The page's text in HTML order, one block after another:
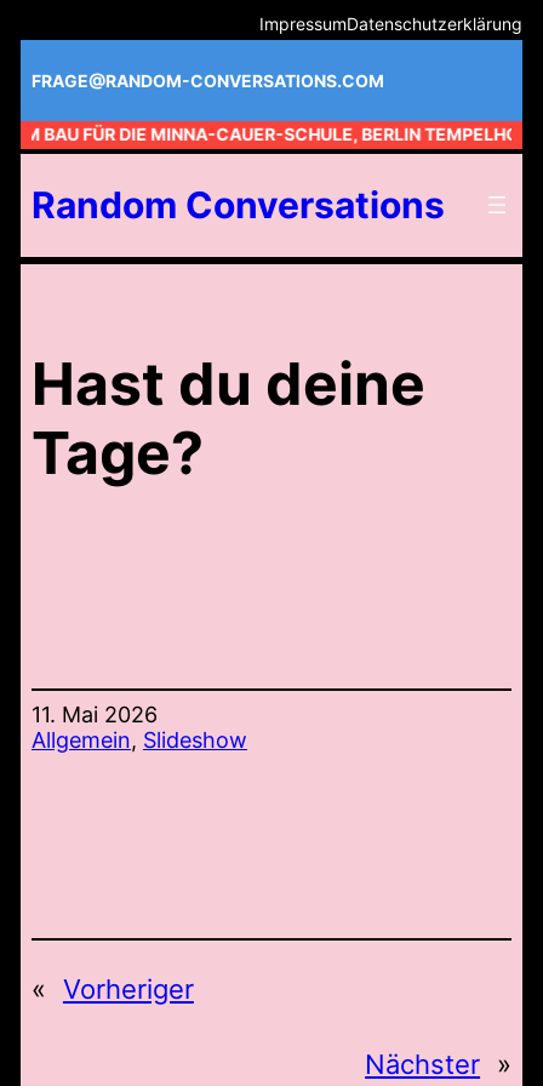
Inhalt
springen
ImpressumDatenschutzerklärung
FRAGE@RANDOM-CONVERSATIONS.COM
AM BAU FÜR DIE MINNA-CAUER-SCHULE, BERLIN TEMPELHOF //
Random Conversations
Hast du deine
Tage?
11. Mai 2026
Allgemein, Slideshow
« Vorheriger
Nächster »